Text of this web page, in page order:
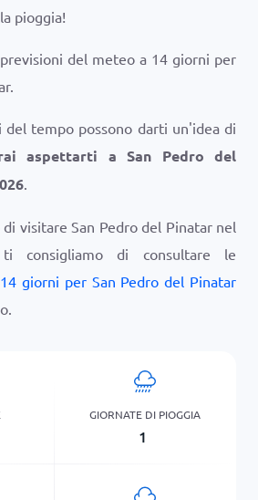
pioggia!
del meteo a 14 giorni per
del tempo possono darti un'idea di
aspettarti a San Pedro del
.
visitare San Pedro del Pinatar nel
consigliamo di consultare le
giorni per San Pedro del Pinatar
GIORNATE DI PIOGGIA
1